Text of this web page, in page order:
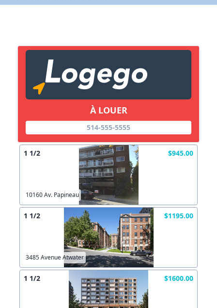
À LOUER
514-555-5555
1 1/2 $945.00
10160 Av. Papineau
1 1/2 $1195.00
3485 Avenue Atwater
1 1/2 $1600.00
X Fermer Envoyez
Copier lien
X Fermer
X Fermer